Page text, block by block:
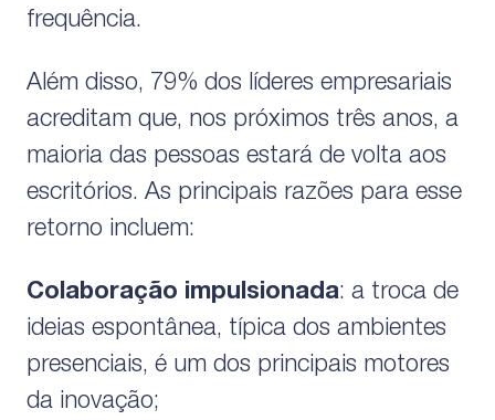
frequência.
Além disso, 79% dos líderes empresariais
acreditam que, nos próximos três anos, a
maioria das pessoas estará de volta aos
escritórios. As principais razões para esse
retorno incluem:
Colaboração impulsionada: a troca de
ideias espontânea, típica dos ambientes
presenciais, é um dos principais motores
da inovação;